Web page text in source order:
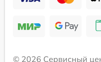
© 2026 Сервисный